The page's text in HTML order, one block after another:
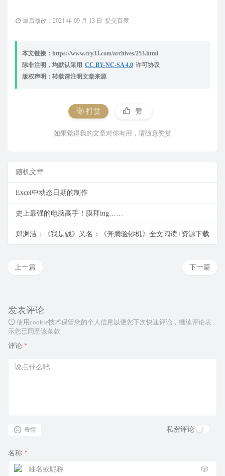
最后修改：2021 年 09 月 13 日 提交百度
本文链接：https://www.cry33.com/archives/253.html
除非注明，均默认采用 CC BY-NC-SA 4.0 许可协议
版权声明：转载请注明文章来源
打赏 赞
如果觉得我的文章对你有用，请随意赞赏
随机文章
Excel中动态日期的制作
史上最强的电脑高手！膜拜ing……
郑渊洁：《我是钱》又名：《奔腾验钞机》全文阅读+资源下载
下一篇
上一篇
发表评论
使用cookie技术保留您的个人信息以便您下次快速评论，继续评论表
示您已同意该条款
评论 *
表情 私密评论
名称 *
🎲